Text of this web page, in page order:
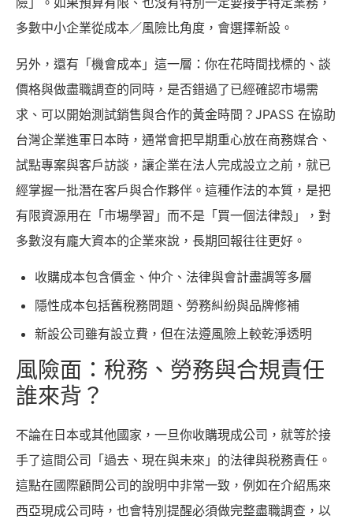
多數中小企業從成本／風險比角度，會選擇新設。
另外，還有「機會成本」這一層：你在花時間找標的、談
價格與做盡職調查的同時，是否錯過了已經確認市場需
求、可以開始測試銷售與合作的黃金時間？JPASS 在協助
台灣企業進軍日本時，通常會把早期重心放在商務媒合、
試點專案與客戶訪談，讓企業在法人完成設立之前，就已
經掌握一批潛在客戶與合作夥伴。這種作法的本質，是把
有限資源用在「市場學習」而不是「買一個法律殼」，對
多數沒有龐大資本的企業來說，長期回報往往更好。
收購成本包含價金、仲介、法律與會計盡調等多層
隱性成本包括舊稅務問題、勞務糾紛與品牌修補
新設公司雖有設立費，但在法遵風險上較乾淨透明
風險面：稅務、勞務與合規責任
誰來背？
不論在日本或其他國家，一旦你收購現成公司，就等於接
手了這間公司「過去、現在與未來」的法律與税務責任。
這點在國際顧問公司的說明中非常一致，例如在介紹馬來
西亞現成公司時，也會特別提醒必須做完整盡職調查，以